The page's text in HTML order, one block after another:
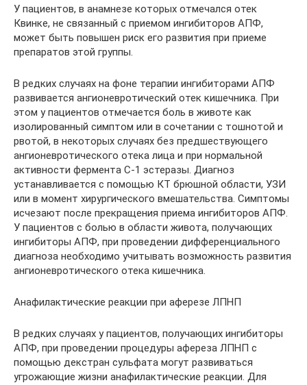
У пациентов, в анамнезе которых отмечался отек
Квинке, не связанный с приемом ингибиторов АПФ,
может быть повышен риск его развития при приеме
препаратов этой группы.
В редких случаях на фоне терапии ингибиторами АПФ
развивается ангионевротический отек кишечника. При
этом у пациентов отмечается боль в животе как
изолированный симптом или в сочетании с тошнотой и
рвотой, в некоторых случаях без предшествующего
ангионевротического отека лица и при нормальной
активности фермента С-1 эстеразы. Диагноз
устанавливается с помощью КТ брюшной области, УЗИ
или в момент хирургического вмешательства. Симптомы
исчезают после прекращения приема ингибиторов АПФ.
У пациентов с болью в области живота, получающих
ингибиторы АПФ, при проведении дифференциального
диагноза необходимо учитывать возможность развития
ангионевротического отека кишечника.
Анафилактические реакции при аферезе ЛПНП
В редких случаях у пациентов, получающих ингибиторы
АПФ, при проведении процедуры афереза ЛПНП с
помощью декстран сульфата могут развиваться
угрожающие жизни анафилактические реакции. Для